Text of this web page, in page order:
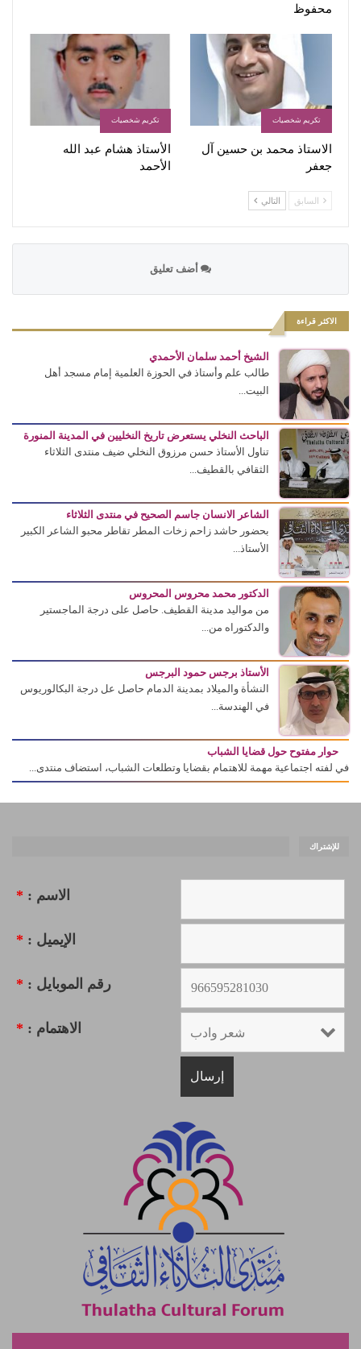
محفوظ
تكريم شخصيات
الاستاذ محمد بن حسين آل
جعفر
تكريم شخصيات
الأستاذ هشام عبد الله
الأحمد
السابق التالي
أضف تعليق
الاكثر قراءة
الشيخ أحمد سلمان الأحمدي
طالب علم وأستاذ في الحوزة العلمية إمام مسجد أهل
البيت...
الباحث النخلي يستعرض تاريخ النخليين في المدينة المنورة
تناول الأستاذ حسن مرزوق النخلي ضيف منتدى الثلاثاء
الثقافي بالقطيف...
الشاعر الانسان جاسم الصحيح في منتدى الثلاثاء
بحضور حاشد زاحم زخات المطر تقاطر محبو الشاعر الكبير
الأستاذ...
الدكتور محمد محروس المحروس
من مواليد مدينة القطيف. حاصل على درجة الماجستير
والدكتوراه من...
الأستاذ برجس حمود البرجس
النشأة والميلاد بمدينة الدمام حاصل عل درجة البكالوريوس
في الهندسة...
حوار مفتوح حول قضايا الشباب
في لفته اجتماعية مهمة للاهتمام بقضايا وتطلعات الشباب، استضاف منتدى...
للإشتراك
الاسم : *
الإيميل : *
رقم الموبايل : *
الاهتمام : *